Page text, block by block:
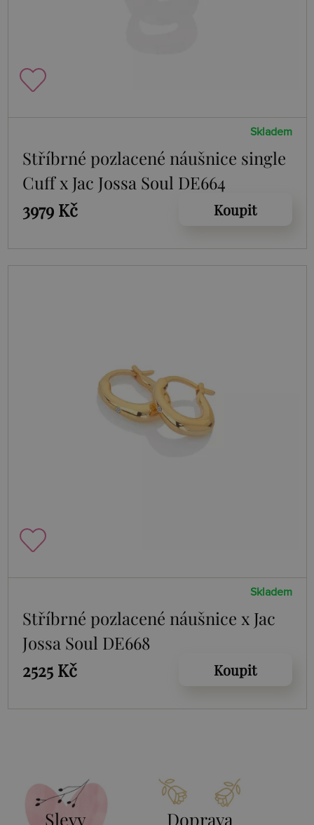
Skladem
Stříbrné pozlacené náušnice single
Cuff x Jac Jossa Soul DE664
3979 Kč
Koupit
Skladem
Stříbrné pozlacené náušnice x Jac
Jossa Soul DE668
2525 Kč
Koupit
Slevy Doprava